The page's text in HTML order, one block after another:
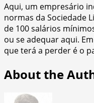
Aqui, um empresário
normas da Sociedade
de 100 salários
ou se adequar aqui.
que terá a perder é o
About the